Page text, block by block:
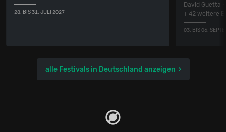
28. BIS 31. JULI 2027
David Guetta
+ 42 weitere
03. BIS 06.
alle Festivals in Deutschland anzeigen